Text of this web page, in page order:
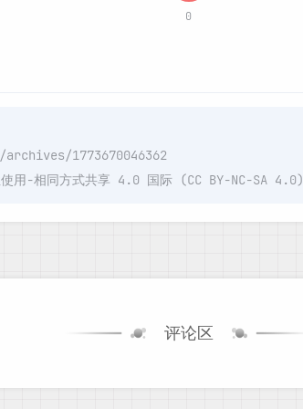
0
1773670046362
使用-相同方式共享 4.0 国际 (CC BY-NC-SA 4.0)
评论区